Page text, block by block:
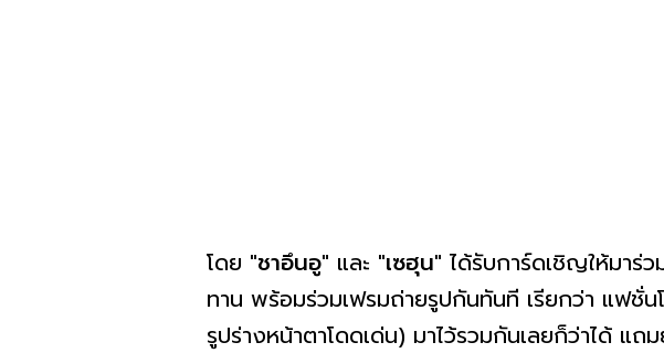
โดย "ชาอึนอู" และ "เซฮุน" ได้รับการ์ดเชิญให้มาร่
ทาน พร้อมร่วมเฟรมถ่ายรูปกันทันที เรียกว่า แฟชั่
รูปร่างหน้าตาโดดเด่น) มาไว้รวมกันเลยก็ว่าได้ แ